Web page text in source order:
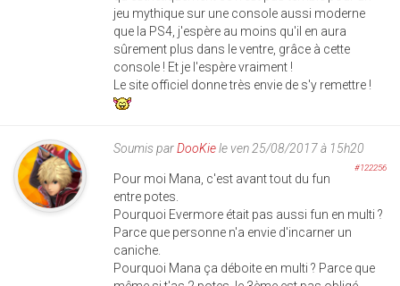
jeu mythique sur une console aussi moderne
que la PS4, j'espère au moins qu'il en aura
sûrement plus dans le ventre, grâce à cette
console ! Et je l'espère vraiment !
Le site officiel donne très envie de s'y remettre !
Soumis parDooKiele ven 25/08/2017 à 15h20
#122256
Pour moi Mana, c'est avant tout du fun
entre potes.
Pourquoi Evermore était pas aussi fun en multi ?
Parce que personne n'a envie d'incarner un
caniche.
Pourquoi Mana ça déboite en multi ? Parce que